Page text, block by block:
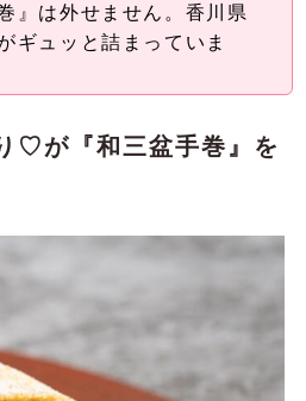
』は外せません。香川県
ギュッと詰まっていま
♡が『和三盆手巻』を